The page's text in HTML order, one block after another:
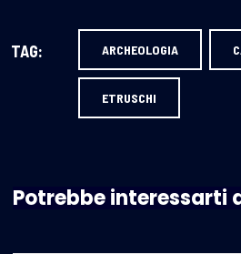
TAG: ARCHEOLOGIA
ETRUSCHI
Potrebbe interessarti